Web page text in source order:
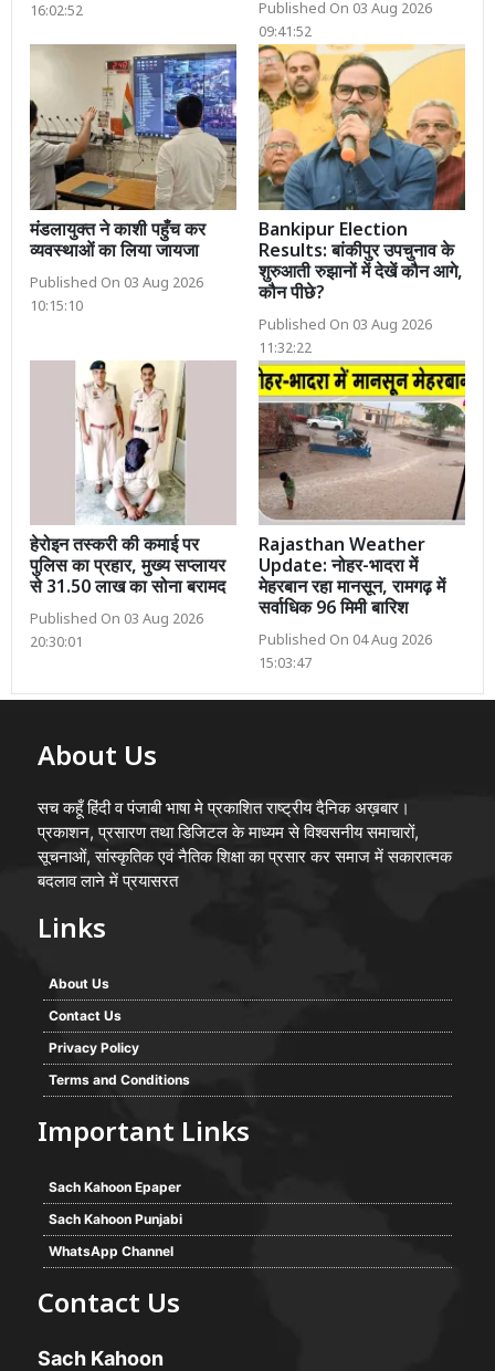
16:02:52
Published On 03 Aug 2026
09:41:52
मंडलायुक्त ने काशी पहुँच कर
व्यवस्थाओं का लिया जायजा
Published On 03 Aug 2026
10:15:10
Bankipur Election
Results: बांकीपुर उपचुनाव के
शुरुआती रुझानों में देखें कौन आगे,
कौन पीछे?
Published On 03 Aug 2026
11:32:22
हेरोइन तस्करी की कमाई पर
पुलिस का प्रहार, मुख्य सप्लायर
से 31.50 लाख का सोना बरामद
Published On 03 Aug 2026
20:30:01
Rajasthan Weather
Update: नोहर-भादरा में
मेहरबान रहा मानसून, रामगढ़ में
सर्वाधिक 96 मिमी बारिश
Published On 04 Aug 2026
15:03:47
About Us
सच कहूँ हिंदी व पंजाबी भाषा मे प्रकाशित राष्ट्रीय दैनिक अख़बार।
प्रकाशन, प्रसारण तथा डिजिटल के माध्यम से विश्वसनीय समाचारों,
सूचनाओं, सांस्कृतिक एवं नैतिक शिक्षा का प्रसार कर समाज में सकारात्मक
बदलाव लाने में प्रयासरत
Links
About Us
Contact Us
Privacy Policy
Terms and Conditions
Important Links
Sach Kahoon Epaper
Sach Kahoon Punjabi
WhatsApp Channel
Contact Us
Sach Kahoon